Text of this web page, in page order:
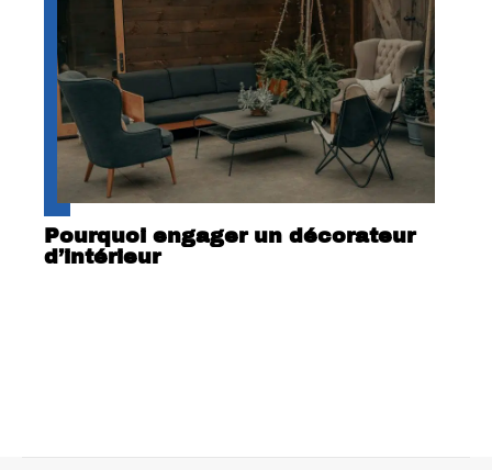
Pourquoi engager un décorateur
d’intérieur